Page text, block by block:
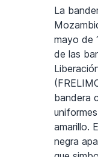
La
mayo de
de las
bandera
amarillo.
negra